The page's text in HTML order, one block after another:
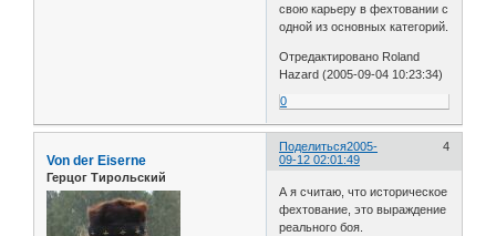
свою карьеру в фехтовании с
одной из основных категорий.
Отредактировано Roland
Hazard (2005-09-04 10:23:34)
0
Поделиться 4
2005-
09-12 02:01:49
Von der Eiserne
Герцог Тирольский
А я считаю, что историческое
фехтование, это выраждение
реального боя.